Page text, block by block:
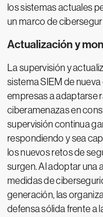
los sistemas actuales
un marco de
Actualización y
La supervisión y
sistema SIEM de
empresas a adaptarse
ciberamenazas en
supervisión continua
respondiendo y sea
los nuevos retos de
surgen. Al adoptar una
medidas de
generación, las
defensa sólida frente a